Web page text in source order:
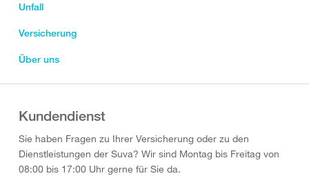
Unfall
Versicherung
Über uns
Kundendienst
Sie haben Fragen zu Ihrer Versicherung oder zu den
Dienstleistungen der Suva? Wir sind Montag bis Freitag von
08:00 bis 17:00 Uhr gerne für Sie da.